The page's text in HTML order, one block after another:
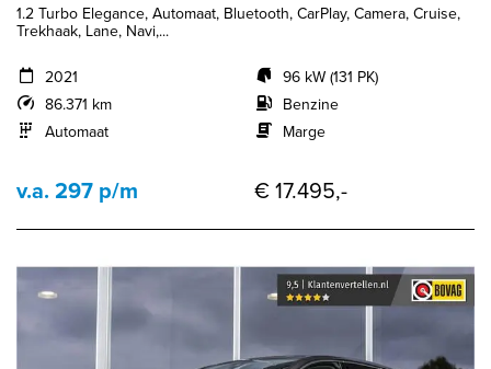
1.2 Turbo Elegance, Automaat, Bluetooth, CarPlay, Camera, Cruise,
Trekhaak, Lane, Navi,...
2021
86.371 km
Automaat
96 kW (131 PK)
Benzine
Marge
v.a. 297 p/m € 17.495,-